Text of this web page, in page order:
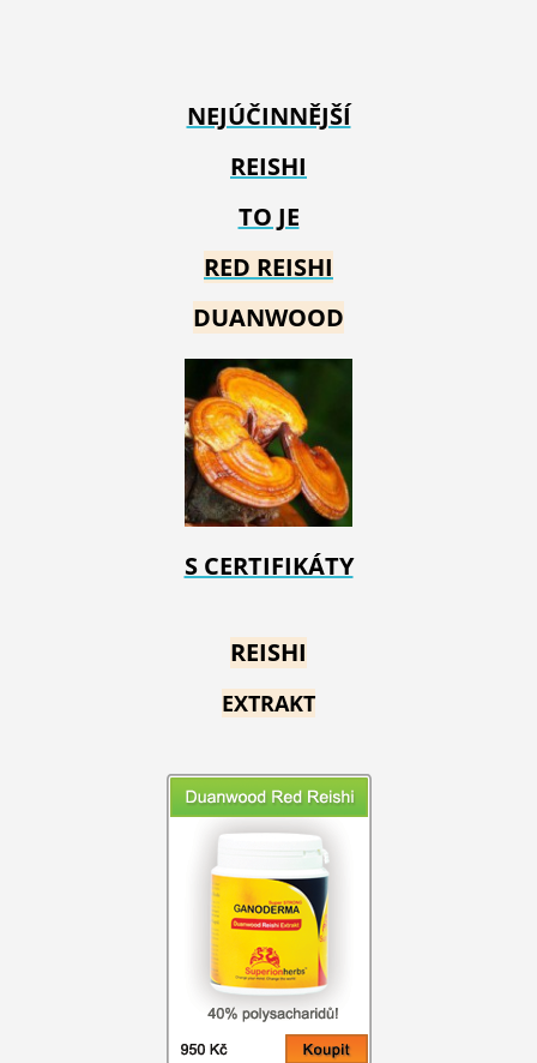
NEJÚČINNĚJŠÍ
REISHI
TO JE
RED REISHI
DUANWOOD
S CERTIFIKÁTY
REISHI
EXTRAKT